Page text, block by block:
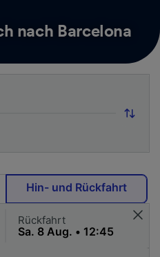
nach Barcelona
Hin- und Rückfahrt
Rückfahrt